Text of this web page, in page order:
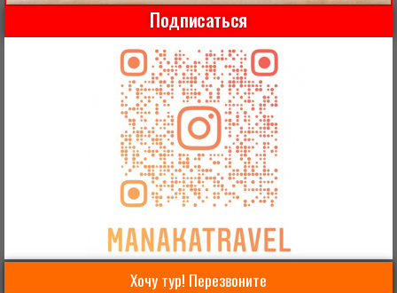
Подписаться
Хочу тур! Перезвоните